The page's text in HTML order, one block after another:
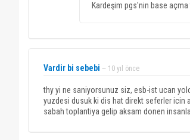
Kardeşim pgs'nin base
Vardir bi sebebi ~ 10 yıl önce
thy yi ne saniyorsunuz siz, esb-ist ucan
yuzdesi dusuk ki dis hat direkt seferler icin
sabah toplantiya gelip aksam donen